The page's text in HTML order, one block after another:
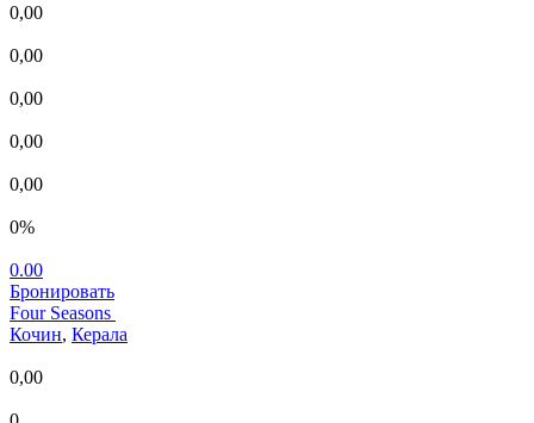
0,00
0,00
0,00
0,00
0,00
0%
0.00
Бронировать
Four Seasons
Кочин, Керала
0,00